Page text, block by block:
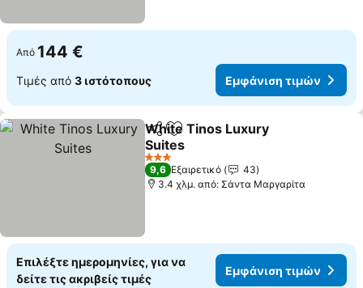
Από 144 €
Τιμές από 3 ιστότοπους Εμφάνιση τιμών
Κοινοποίηση
Προσθήκη στα αγαπημένα
White Tinos Luxury
Suites
3 Αστέρια
9,6 Εξαιρετικό
43
3.4 χλμ. από: Σάντα Μαργαρίτα
Επιλέξτε ημερομηνίες, για να
δείτε τις ακριβείς τιμές
Εμφάνιση τιμών